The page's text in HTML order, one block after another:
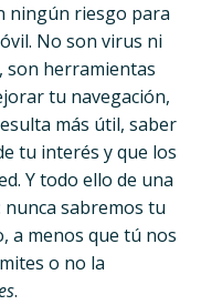
ningún riesgo para
No son virus ni
son herramientas
tu navegación,
más útil, saber
tu interés y que los
Y todo ello de una
sabremos tu
a menos que tú nos
o no la
.